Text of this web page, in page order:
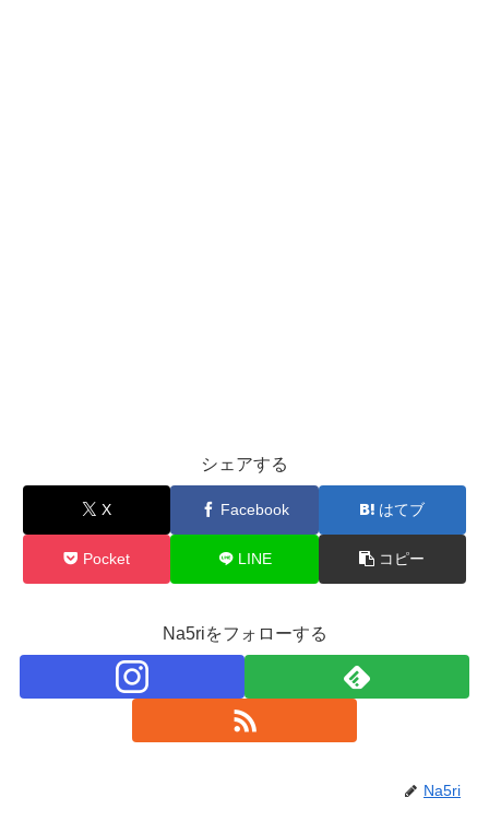
シェアする
X Facebook はてブ
Pocket LINE コピー
Na5riをフォローする
Na5ri